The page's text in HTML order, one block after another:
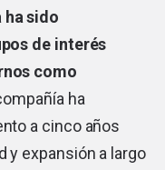
ha sido
de interés
como
ha
a cinco años
y expansión a largo